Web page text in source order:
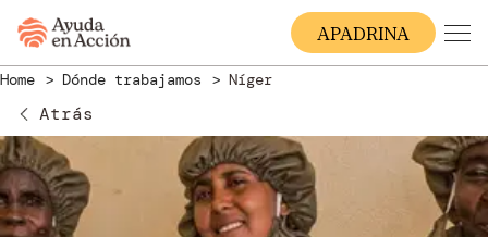
APADRINA
Home Dónde trabajamos Níger
Atrás